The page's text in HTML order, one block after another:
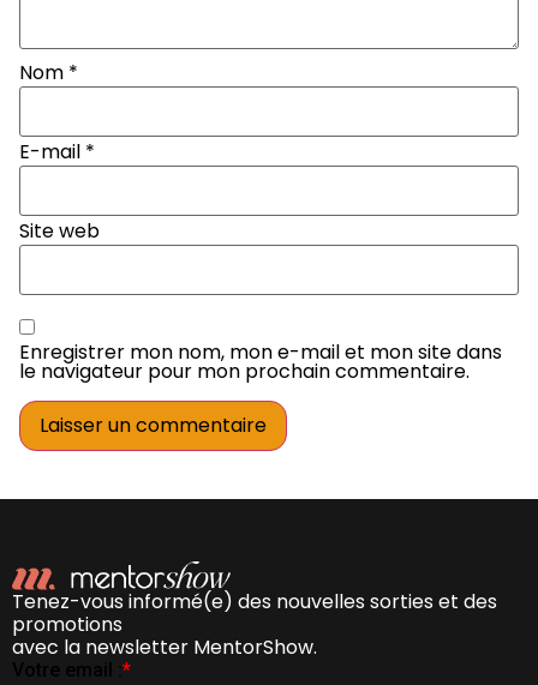
Nom *
E-mail *
Site web
Enregistrer mon nom, mon e-mail et mon site dans
le navigateur pour mon prochain commentaire.
Tenez-vous informé(e) des nouvelles sorties et des
promotions
avec la newsletter MentorShow.